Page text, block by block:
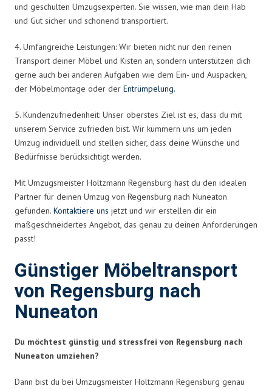
und geschulten Umzugsexperten. Sie wissen, wie man dein Hab
und Gut sicher und schonend transportiert.
4. Umfangreiche Leistungen: Wir bieten nicht nur den reinen
Transport deiner Möbel und Kisten an, sondern unterstützen dich
gerne auch bei anderen Aufgaben wie dem Ein- und Auspacken,
der Möbelmontage oder der Entrümpelung.
5. Kundenzufriedenheit: Unser oberstes Ziel ist es, dass du mit
unserem Service zufrieden bist. Wir kümmern uns um jeden
Umzug individuell und stellen sicher, dass deine Wünsche und
Bedürfnisse berücksichtigt werden.
Mit Umzugsmeister Holtzmann Regensburg hast du den idealen
Partner für deinen Umzug von Regensburg nach Nuneaton
gefunden. Kontaktiere uns jetzt und wir erstellen dir ein
maßgeschneidertes Angebot, das genau zu deinen Anforderungen
passt!
Günstiger Möbeltransport
von Regensburg nach
Nuneaton
Du möchtest günstig und stressfrei von Regensburg nach
Nuneaton umziehen?
Dann bist du bei Umzugsmeister Holtzmann Regensburg genau